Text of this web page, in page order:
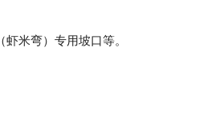
米弯）专用坡口等。